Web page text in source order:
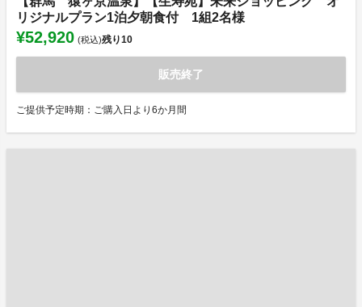
リジナルプラン1泊夕朝食付 1組2名様
¥52,920 (税込)残り10
販売終了
ご提供予定時期：ご購入日より6か月間